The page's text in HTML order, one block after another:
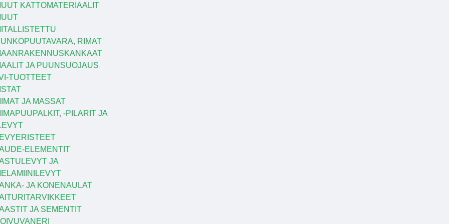
KATTOMATERIAALIT
RIMAT
JA PUUNSUOJAUS
TUOTTEET
JA MASSAT
-PILARIT JA
ELEMENTIT
JA
JA KONENAULAT
JA SEMENTIT